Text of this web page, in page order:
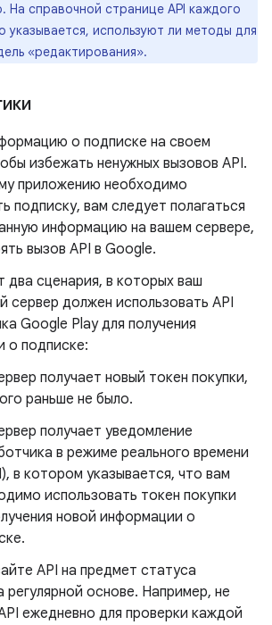
На справочной странице API каждого
указывается, используют ли методы для
«редактирования».
о подписке на своем
избежать ненужных вызовов API.
приложению необходимо
подписку, вам следует полагаться
информацию на вашем сервере,
вызов API в Google.
два сценария, в которых ваш
сервер должен использовать API
Google Play для получения
о подписке:
получает новый токен покупки,
раньше не было.
получает уведомление
в режиме реального времени
в котором указывается, что вам
использовать токен покупки
новой информации о
API на предмет статуса
регулярной основе. Например, не
ежедневно для проверки каждой